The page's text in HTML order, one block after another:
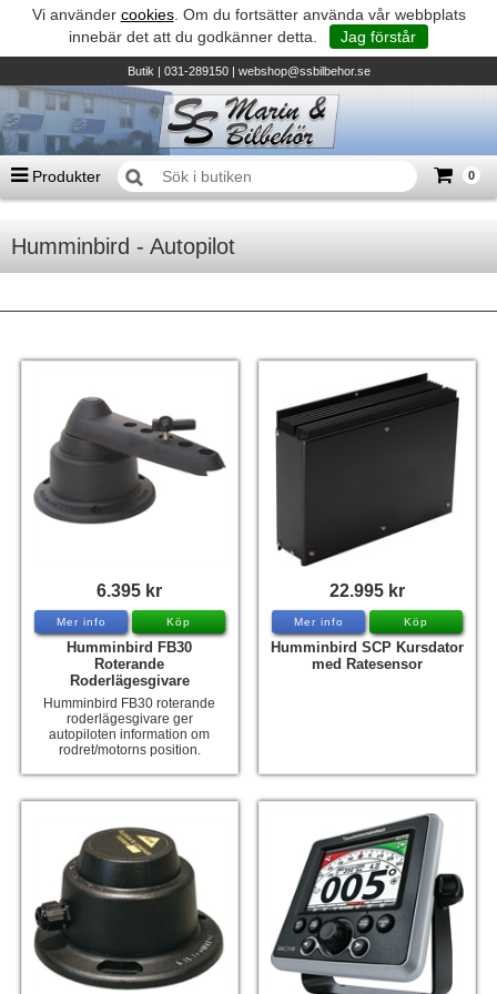
Vi använder cookies. Om du fortsätter använda vår webbplats
innebär det att du godkänner detta.
Jag förstår
Butik| 031-289150 | webshop@ssbilbehor.se
Produkter 0
Summa
Honda - Utombordare
HonWave - Gummibåtar
Honda - Elverk & Pumpar
Tohatsu - Utombordare
TK Trailer
Volvo Penta Servicedelar
Yanmar Servicedelar
Yamaha Servicedelar
Mercury Servicedelar
Garmin
Humminbird
Simrad
B&G
Båttillbehör
Humminbird - Autopilot
6.395 kr
Mer info Köp
Humminbird FB30
Roterande
Roderlägesgivare
Humminbird FB30 roterande
roderlägesgivare ger
autopiloten information om
rodret/motorns position.
22.995 kr
Mer info Köp
Humminbird SCP Kursdator
med Ratesensor